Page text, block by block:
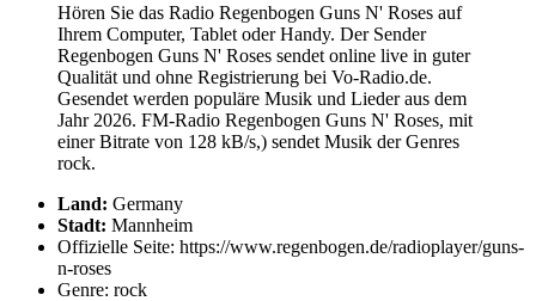
Hören Sie das Radio Regenbogen Guns N' Roses auf
Ihrem Computer, Tablet oder Handy. Der Sender
Regenbogen Guns N' Roses sendet online live in guter
Qualität und ohne Registrierung bei Vo-Radio.de.
Gesendet werden populäre Musik und Lieder aus dem
Jahr 2026. FM-Radio Regenbogen Guns N' Roses, mit
einer Bitrate von 128 kB/s,) sendet Musik der Genres
rock.
Land: Germany
Stadt: Mannheim
Offizielle Seite: https://www.regenbogen.de/radioplayer/guns-
n-roses
Genre: rock